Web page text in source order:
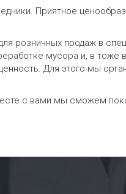
Приятное
розничных продаж в
мусора и, в тоже
Для этого мы
с вами мы сможем